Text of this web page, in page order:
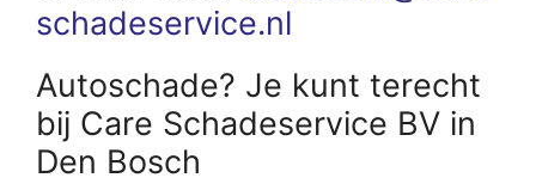
schadeservice.nl
Autoschade? Je kunt terecht
bij Care Schadeservice BV in
Den Bosch